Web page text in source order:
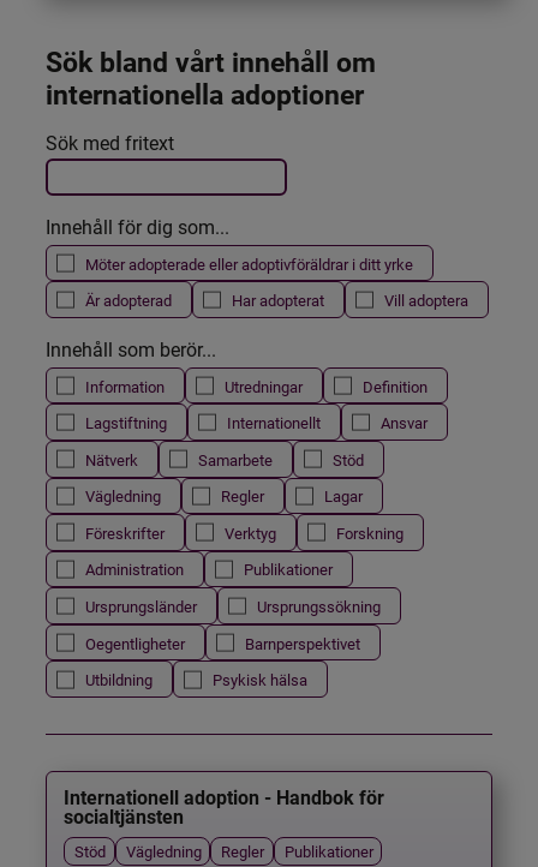
Sök bland vårt innehåll om
internationella adoptioner
Filtrera resultatet
Det här formuläret postas automatiskt
Sök med fritext
Innehåll för dig som...
Möter adopterade eller adoptivföräldrar i ditt yrke
Är adopterad
Har adopterat Vill adoptera
Innehåll som berör...
Information Utredningar
Definition
Lagstiftning
Internationellt
Ansvar
Nätverk
Samarbete
Stöd
Vägledning
Regler
Lagar
Föreskrifter
Verktyg
Forskning
Administration
Publikationer
Ursprungsländer
Ursprungssökning
Oegentligheter
Barnperspektivet
Utbildning
Psykisk hälsa
Internationell adoption - Handbok för
socialtjänsten
Stöd Vägledning Regler Publikationer